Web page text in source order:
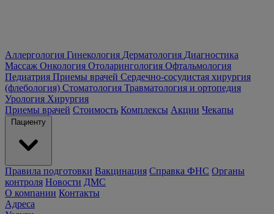
Аллергология Гинекология Дерматология Диагностика
Массаж Онкология Отоларингология Офтальмология
Педиатрия Приемы врачей Сердечно-сосудистая хирургия
(флебология) Стоматология Травматология и ортопедия
Урология Хирургия
Приемы врачей Стоимость Комплексы Акции Чекапы
Пациенту
Правила подготовки Вакцинация Справка ФНС Органы
контроля Новости ДМС
О компании Контакты
Адреса